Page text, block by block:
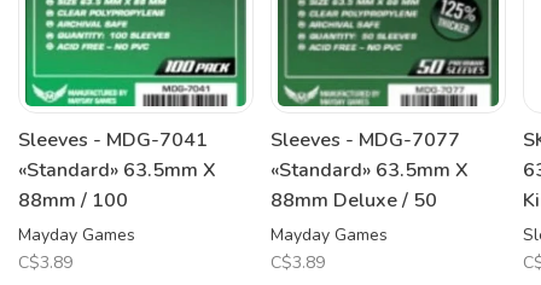
Sleeves - MDG-7041
«Standard» 63.5mm X
88mm / 100
Mayday Games
C$3.89
Sleeves - MDG-7077
«Standard» 63.5mm X
88mm Deluxe / 50
Mayday Games
C$3.89